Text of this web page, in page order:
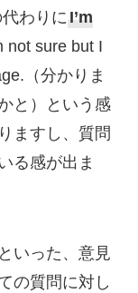
わりに I’m
not sure but I
（分かりま
と）という感
ますし、質問
る感が出ま
いった、意見
の質問に対し